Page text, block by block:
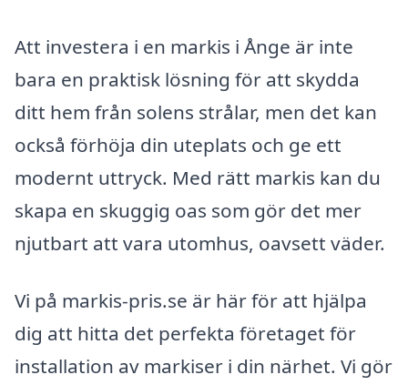
Att investera i en markis i Ånge är inte
bara en praktisk lösning för att skydda
ditt hem från solens strålar, men det kan
också förhöja din uteplats och ge ett
modernt uttryck. Med rätt markis kan du
skapa en skuggig oas som gör det mer
njutbart att vara utomhus, oavsett väder.
Vi på markis-pris.se är här för att hjälpa
dig att hitta det perfekta företaget för
installation av markiser i din närhet. Vi gör